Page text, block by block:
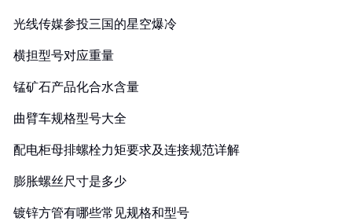
光线传媒参投三国的星空爆冷
横担型号对应重量
锰矿石产品化合水含量
曲臂车规格型号大全
配电柜母排螺栓力矩要求及连接规范详解
膨胀螺丝尺寸是多少
镀锌方管有哪些常见规格和型号